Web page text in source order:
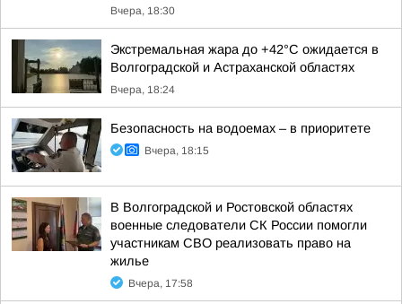
Вчера, 18:30
Экстремальная жара до +42°C ожидается в
Волгоградской и Астраханской областях
Вчера, 18:24
Безопасность на водоемах – в приоритете
Вчера, 18:15
В Волгоградской и Ростовской областях
военные следователи СК России помогли
участникам СВО реализовать право на
жилье
Вчера, 17:58